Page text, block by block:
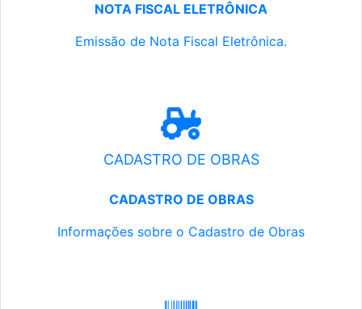
NOTA FISCAL ELETRÔNICA
Emissão de Nota Fiscal Eletrônica.
CADASTRO DE OBRAS
CADASTRO DE OBRAS
Informações sobre o Cadastro de Obras